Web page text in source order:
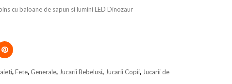
cu baloane de sapun si lumini LED Dinozaur
,Fete, Generale, Jucarii Bebelusi, Jucarii Copii, Jucarii de